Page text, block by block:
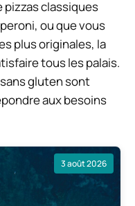
pizzas classiques
ou que vous
plus originales, la
tous les palais.
gluten sont
aux besoins
3 août 2026